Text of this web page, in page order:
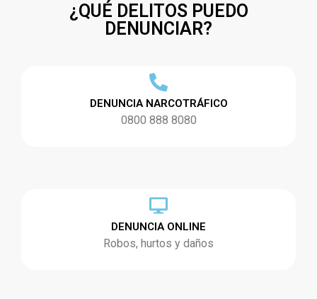
¿QUÉ DELITOS PUEDO
DENUNCIAR?
DENUNCIA NARCOTRÁFICO
0800 888 8080
DENUNCIA ONLINE
Robos, hurtos y daños